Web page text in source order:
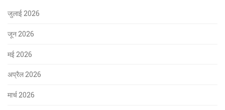
जुलाई 2026
जून 2026
मई 2026
अप्रैल 2026
मार्च 2026